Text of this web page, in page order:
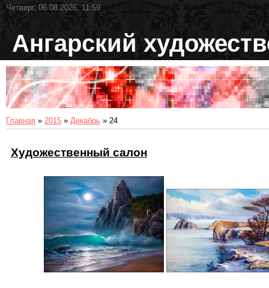
Четверг, 06.08.2026, 11:59
Ангарский
Главная » 2015 » Декабрь » 24
Художественный салон